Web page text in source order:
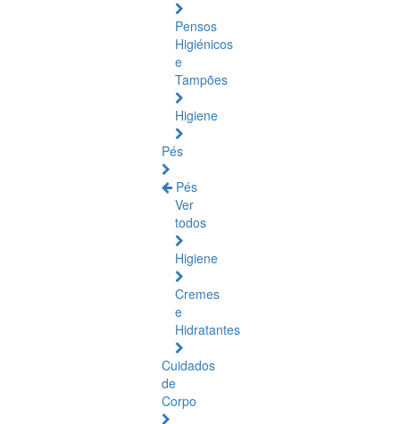
Pensos
Higiénicos
e
Tampões
Higiene
Pés
Pés
Ver
todos
Higiene
Cremes
e
Hidratantes
Cuidados
de
Corpo